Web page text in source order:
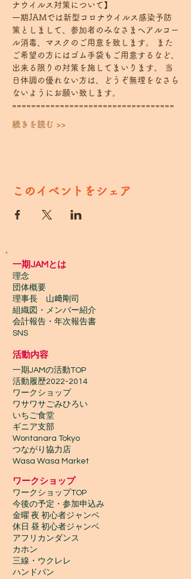
ナウイルス対策について】
一期JAMでは新型コロナウイルス感染予防
策としまして、参加者のみなさまへアルコー
ル消毒、マスクのご用意を致します。 また
ご希望の方にはゴム手袋もご用意するなど、
出来る限りの対策を施してまいります。 当
日体調の優れない方は、どうぞ無理をなさら
ないようにお願い致します。
==================================
続きを読む >>
このイベントをシェア
一期JAMとは
理念
団体概要
理事長 山﨑剛司
組織図・メンバー紹介
会計報告​・年次報告書
SNS
活動内容
一期JAMの活動TOP
​活動履歴2022-2014
ワークショップ
ワサワサごみひろい
いちご食堂
ギニア支部
Wontanara Tokyo
​つながり協力店
Wasa Wasa Market​
​ワークショップ
ワークショップTOP
今後の予定・参加申込み
金曜 夜 初心者ジャンベ
休日 昼 初心者ジャンベ
アフリカンダンス
カホン
三線・ウクレレ
ハンドパン